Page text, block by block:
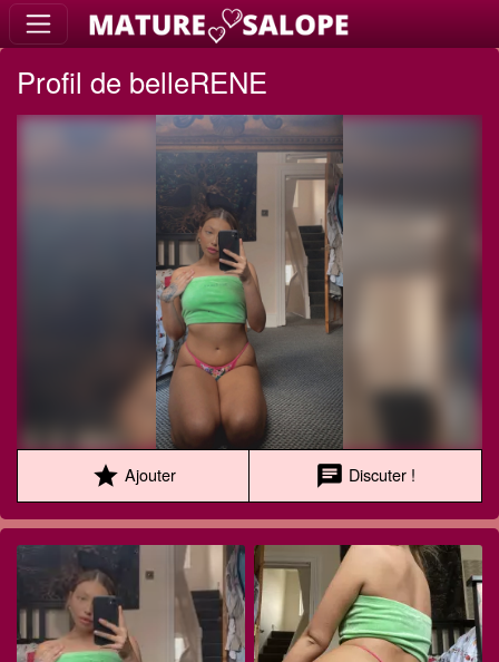
Profil de belleRENE
star Ajouter chat Discuter !